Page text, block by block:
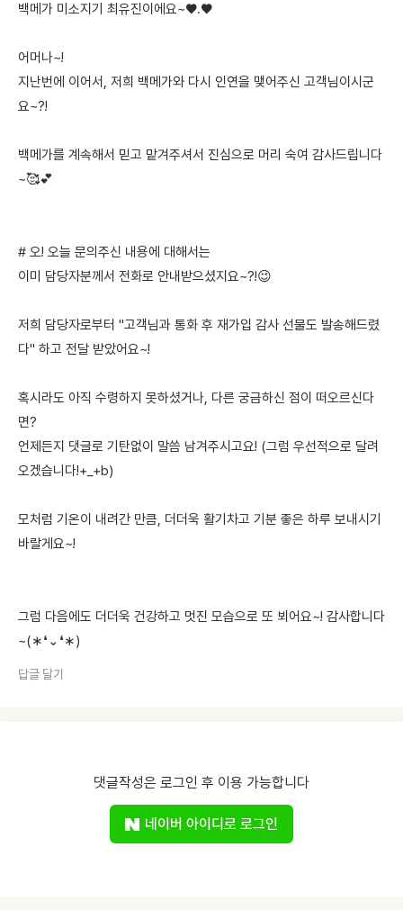
백메가 미소지기 최유진이에요~♥.♥
어머나~!
지난번에 이어서, 저희 백메가와 다시 인연을 맺어주신 고객님이시군
요~?!
백메가를 계속해서 믿고 맡겨주셔서 진심으로 머리 숙여 감사드립니다
~🥰💕
# 오! 오늘 문의주신 내용에 대해서는
이미 담당자분께서 전화로 안내받으셨지요~?!😉
저희 담당자로부터 "고객님과 통화 후 재가입 감사 선물도 발송해드렸
다" 하고 전달 받았어요~!
혹시라도 아직 수령하지 못하셨거나, 다른 궁금하신 점이 떠오르신다
면?
언제든지 댓글로 기탄없이 말씀 남겨주시고요! (그럼 우선적으로 달려
오겠습니다!+_+b)
모처럼 기온이 내려간 만큼, 더더욱 활기차고 기분 좋은 하루 보내시기
바랄게요~!
그럼 다음에도 더더욱 건강하고 멋진 모습으로 또 뵈어요~! 감사합니다
~(∗❛⌄❛∗)
답글 달기
댓글작성은 로그인 후 이용 가능합니다
네이버 아이디로 로그인